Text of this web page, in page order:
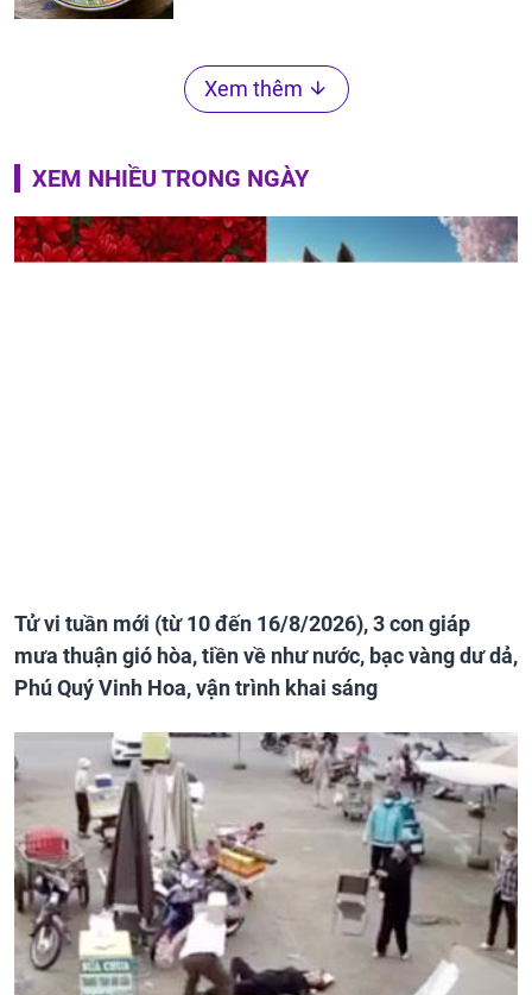
Xem thêm
XEM NHIỀU TRONG NGÀY
Tử vi tuần mới (từ 10 đến 16/8/2026), 3 con giáp
mưa thuận gió hòa, tiền về như nước, bạc vàng dư dả,
Phú Quý Vinh Hoa, vận trình khai sáng